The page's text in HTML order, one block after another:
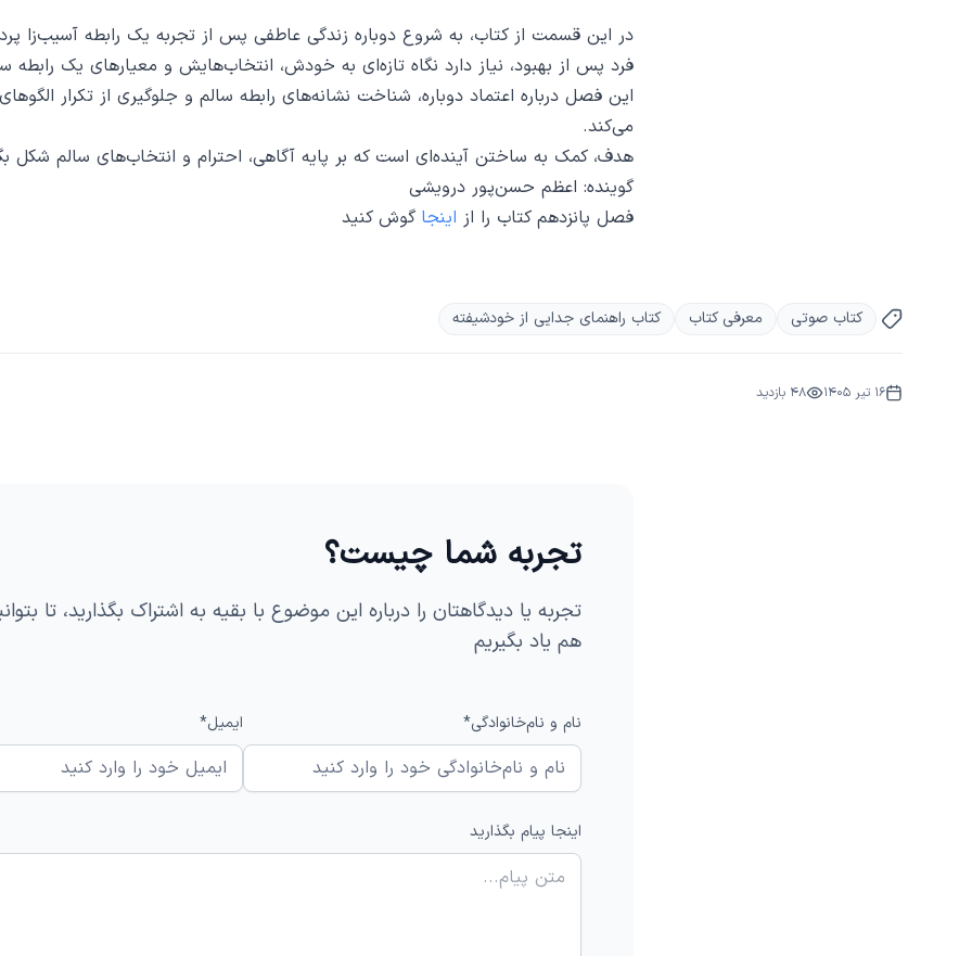
در این قسمت از کتاب، به شروع دوباره زندگی عاطفی پس از تجربه یک رابطه آسیب‌زا
فرد پس از بهبود، نیاز دارد نگاه تازه‌ای به خودش، انتخاب‌هایش و معیارهای یک رابطه
این فصل درباره اعتماد دوباره، شناخت نشانه‌های رابطه سالم و جلوگیری از تکرار
می‌کند.
هدف، کمک به ساختن آینده‌ای است که بر پایه آگاهی، احترام و انتخاب‌های سالم شکل
گوینده: اعظم حسن‌پور درویشی
فصل پانزدهم کتاب را از اینجا گوش کنید
کتاب صوتی معرفی کتاب کتاب راهنمای جدایی از خودشیفته
16 تیر 1405 48 بازدید
تجربه شما چیست؟
تجربه یا دیدگاهتان را درباره این موضوع با بقیه به اشتراک بگذارید، تا
هم یاد بگیریم
نام و نام‌خانوادگی* ایمیل*
اینجا پیام بگذارید